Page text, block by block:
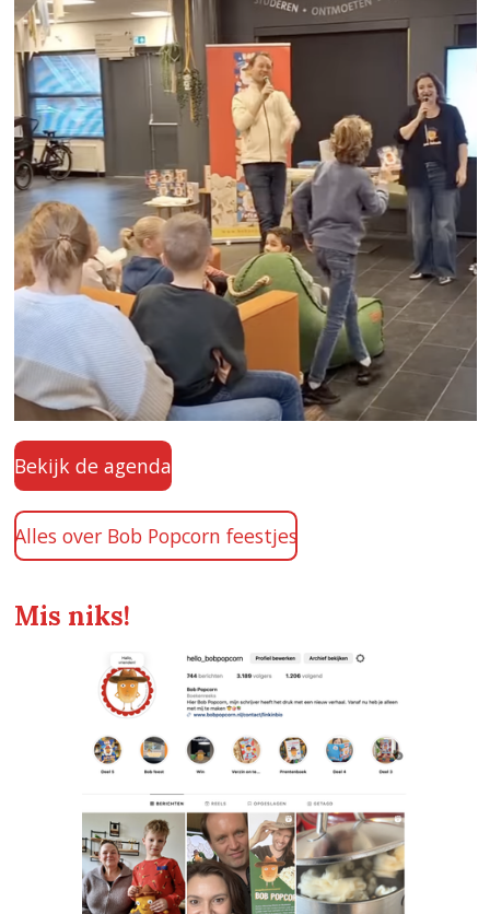
Bekijk de agenda
Alles over Bob Popcorn feestjes
Mis niks!